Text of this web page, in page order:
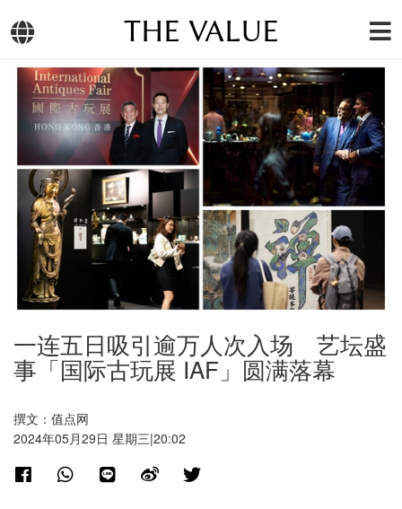
THE VALUE
一连五日吸引逾万人次入场 艺坛盛
事「国际古玩展 IAF」圆满落幕
撰文：值点网
2024年05月29日 星期三|20:02